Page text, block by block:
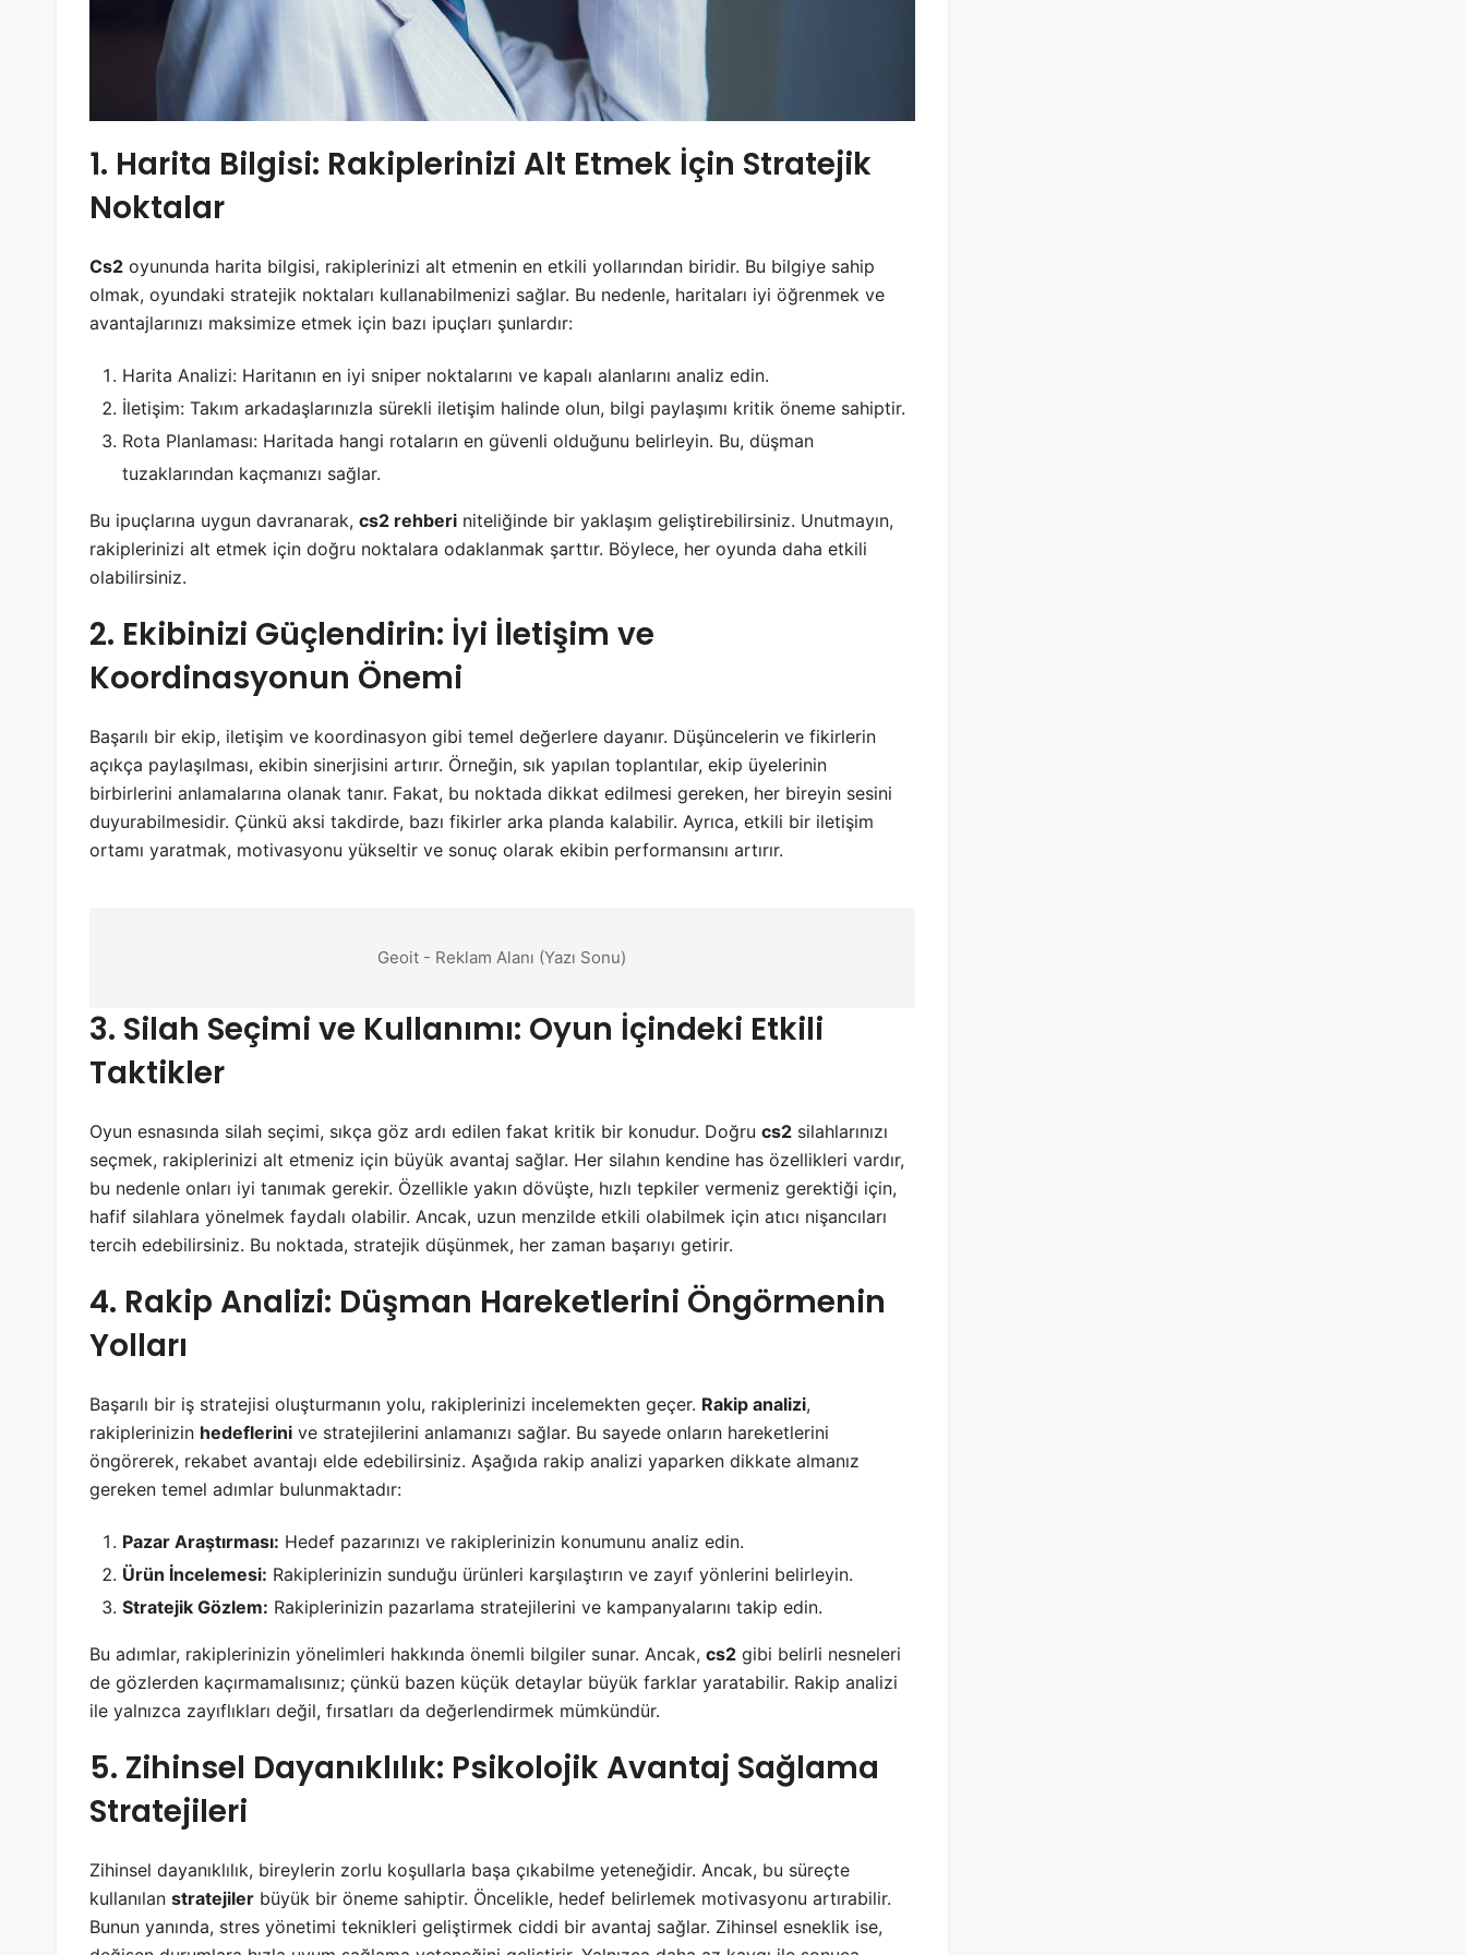
1. Harita Bilgisi: Rakiplerinizi Alt Etmek İçin Stratejik
Noktalar
Cs2 oyununda harita bilgisi, rakiplerinizi alt etmenin en etkili yollarından biridir. Bu bilgiye sahip
olmak, oyundaki stratejik noktaları kullanabilmenizi sağlar. Bu nedenle, haritaları iyi öğrenmek ve
avantajlarınızı maksimize etmek için bazı ipuçları şunlardır:
Harita Analizi: Haritanın en iyi sniper noktalarını ve kapalı alanlarını analiz edin.
İletişim: Takım arkadaşlarınızla sürekli iletişim halinde olun, bilgi paylaşımı kritik öneme sahiptir.
Rota Planlaması: Haritada hangi rotaların en güvenli olduğunu belirleyin. Bu, düşman
tuzaklarından kaçmanızı sağlar.
Bu ipuçlarına uygun davranarak, cs2 rehberi niteliğinde bir yaklaşım geliştirebilirsiniz. Unutmayın,
rakiplerinizi alt etmek için doğru noktalara odaklanmak şarttır. Böylece, her oyunda daha etkili
olabilirsiniz.
2. Ekibinizi Güçlendirin: İyi İletişim ve
Koordinasyonun Önemi
Başarılı bir ekip, iletişim ve koordinasyon gibi temel değerlere dayanır. Düşüncelerin ve fikirlerin
açıkça paylaşılması, ekibin sinerjisini artırır. Örneğin, sık yapılan toplantılar, ekip üyelerinin
birbirlerini anlamalarına olanak tanır. Fakat, bu noktada dikkat edilmesi gereken, her bireyin sesini
duyurabilmesidir. Çünkü aksi takdirde, bazı fikirler arka planda kalabilir. Ayrıca, etkili bir iletişim
ortamı yaratmak, motivasyonu yükseltir ve sonuç olarak ekibin performansını artırır.
Geoit - Reklam Alanı (Yazı Sonu)
3. Silah Seçimi ve Kullanımı: Oyun İçindeki Etkili
Taktikler
Oyun esnasında silah seçimi, sıkça göz ardı edilen fakat kritik bir konudur. Doğru cs2 silahlarınızı
seçmek, rakiplerinizi alt etmeniz için büyük avantaj sağlar. Her silahın kendine has özellikleri vardır,
bu nedenle onları iyi tanımak gerekir. Özellikle yakın dövüşte, hızlı tepkiler vermeniz gerektiği için,
hafif silahlara yönelmek faydalı olabilir. Ancak, uzun menzilde etkili olabilmek için atıcı nişancıları
tercih edebilirsiniz. Bu noktada, stratejik düşünmek, her zaman başarıyı getirir.
4. Rakip Analizi: Düşman Hareketlerini Öngörmenin
Yolları
Başarılı bir iş stratejisi oluşturmanın yolu, rakiplerinizi incelemekten geçer. Rakip analizi,
rakiplerinizin hedeflerini ve stratejilerini anlamanızı sağlar. Bu sayede onların hareketlerini
öngörerek, rekabet avantajı elde edebilirsiniz. Aşağıda rakip analizi yaparken dikkate almanız
gereken temel adımlar bulunmaktadır:
Pazar Araştırması: Hedef pazarınızı ve rakiplerinizin konumunu analiz edin.
Ürün İncelemesi: Rakiplerinizin sunduğu ürünleri karşılaştırın ve zayıf yönlerini belirleyin.
Stratejik Gözlem: Rakiplerinizin pazarlama stratejilerini ve kampanyalarını takip edin.
Bu adımlar, rakiplerinizin yönelimleri hakkında önemli bilgiler sunar. Ancak, cs2 gibi belirli nesneleri
de gözlerden kaçırmamalısınız; çünkü bazen küçük detaylar büyük farklar yaratabilir. Rakip analizi
ile yalnızca zayıflıkları değil, fırsatları da değerlendirmek mümkündür.
5. Zihinsel Dayanıklılık: Psikolojik Avantaj Sağlama
Stratejileri
Zihinsel dayanıklılık, bireylerin zorlu koşullarla başa çıkabilme yeteneğidir. Ancak, bu süreçte
kullanılan stratejiler büyük bir öneme sahiptir. Öncelikle, hedef belirlemek motivasyonu artırabilir.
Bunun yanında, stres yönetimi teknikleri geliştirmek ciddi bir avantaj sağlar. Zihinsel esneklik ise,